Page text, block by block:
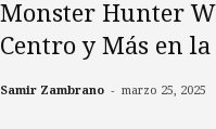
Monster Hunter
Centro y Más en
Samir Zambrano - marzo 25, 2025